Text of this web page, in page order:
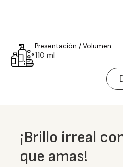
Presentación / Volumen
110 ml
¡Brillo irreal
que amas!